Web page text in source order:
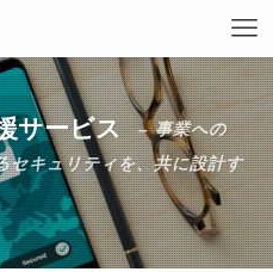
サービス
– 事業への
セキュリティを、共に設計す